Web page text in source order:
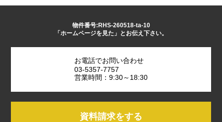
物件番号:RHS-260518-ta-10
「ホームページを見た」とお伝え下さい。
お電話でお問い合わせ
03-5357-7757
営業時間：9:30～18:30
資料請求をする